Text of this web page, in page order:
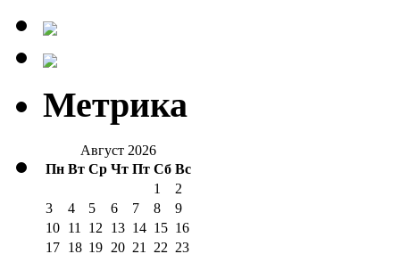
Метрика
Август 2026
Пн Вт Ср Чт Пт Сб Вс
1
2
3
4 5 6 7 8
9
10 11 12 13 14 15 16
17 18 19 20 21 22 23